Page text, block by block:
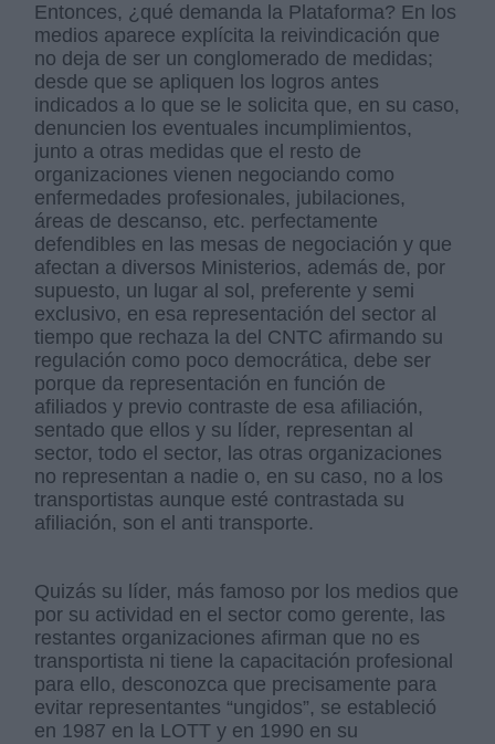
Entonces, ¿qué demanda la Plataforma? En los
medios aparece explícita la reivindicación que
no deja de ser un conglomerado de medidas;
desde que se apliquen los logros antes
indicados a lo que se le solicita que, en su caso,
denuncien los eventuales incumplimientos,
junto a otras medidas que el resto de
organizaciones vienen negociando como
enfermedades profesionales, jubilaciones,
áreas de descanso, etc. perfectamente
defendibles en las mesas de negociación y que
afectan a diversos Ministerios, además de, por
supuesto, un lugar al sol, preferente y semi
exclusivo, en esa representación del sector al
tiempo que rechaza la del CNTC afirmando su
regulación como poco democrática, debe ser
porque da representación en función de
afiliados y previo contraste de esa afiliación,
sentado que ellos y su líder, representan al
sector, todo el sector, las otras organizaciones
no representan a nadie o, en su caso, no a los
transportistas aunque esté contrastada su
afiliación, son el anti transporte.
Quizás su líder, más famoso por los medios que
por su actividad en el sector como gerente, las
restantes organizaciones afirman que no es
transportista ni tiene la capacitación profesional
para ello, desconozca que precisamente para
evitar representantes “ungidos”, se estableció
en 1987 en la LOTT y en 1990 en su